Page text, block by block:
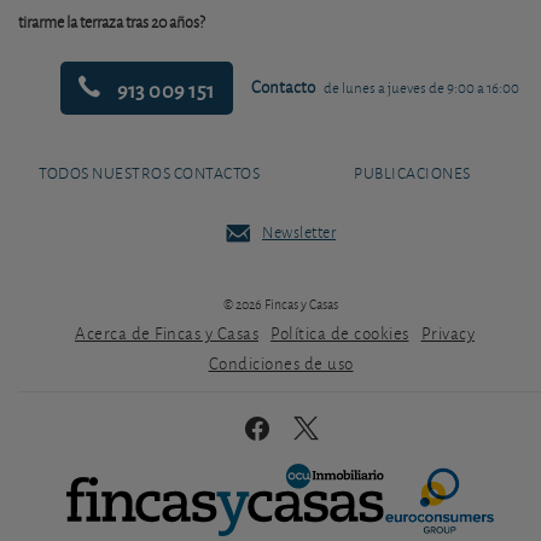
tirarme la terraza tras 20 años?
913 009 151 Contacto de lunes a jueves de 9:00 a 16:00
TODOS NUESTROS CONTACTOS PUBLICACIONES
Newsletter
© 2026 Fincas y Casas
Acerca de Fincas y Casas Política de cookies
Privacy
Condiciones de uso